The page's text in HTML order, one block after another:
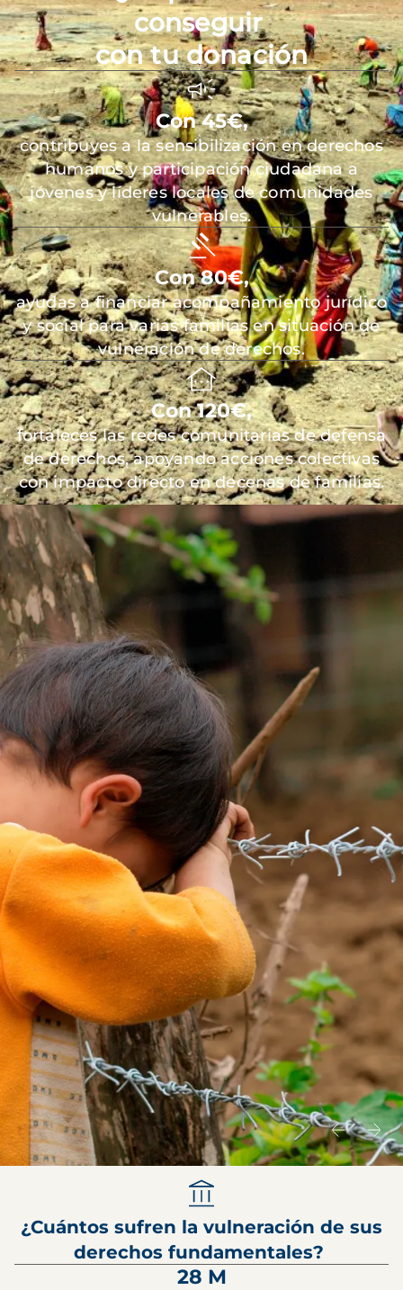
conseguir
con tu donación
Con 45€,
contribuyes a la sensibilización en derechos
humanos y participación ciudadana a
jóvenes y líderes locales de comunidades
vulnerables.
Con 80€,
ayudas a financiar acompañamiento jurídico
y social para varias familias en situación de
vulneración de derechos.
Con 120€,
fortaleces las redes comunitarias de defensa
de derechos, apoyando acciones colectivas
con impacto directo en decenas de familias.
¿Cuántos sufren la vulneración de sus
derechos fundamentales?
28 M